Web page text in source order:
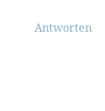
Antworten